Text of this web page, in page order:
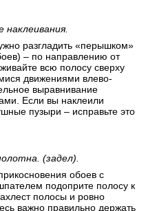
наклеивания.
разгладить «перышком»
– по направлению от
всю полосу сверху
движениями влево-
выравнивание
Если вы наклеили
пузыри – исправьте это
(задел).
обоев с
подоприте полосу к
полосы и ровно
важно правильно держать